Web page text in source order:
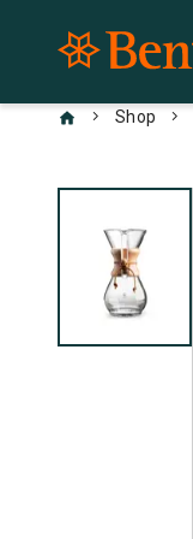
chevron_right Shop chevron_right